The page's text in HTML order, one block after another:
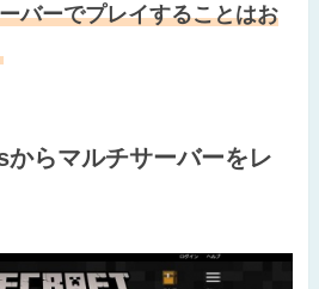
バーでプレイすることはお
らマルチサーバーをレ